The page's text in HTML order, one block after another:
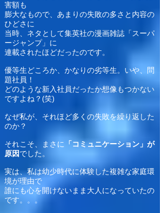
害額も
膨大なもので、あまりの失敗の多さと内容の
ひどさに
当時、ネタとして集英社の漫画雑誌「スーパ
ージャンプ」に
連載されたほどだったのです。
優等生どころか、かなりの劣等生。いや、問
題社員！
どのような新入社員だったか想像もつかない
ですよね？(笑)
なぜ私が、それほど多くの失敗を繰り返した
のか？
それこそ、まさに
「コミュニケーション」が
原因でした。
実は、私は幼少時代に体験した複雑な家庭環
境が理由で
誰にも心を開けないまま大人になっていたの
です。。。